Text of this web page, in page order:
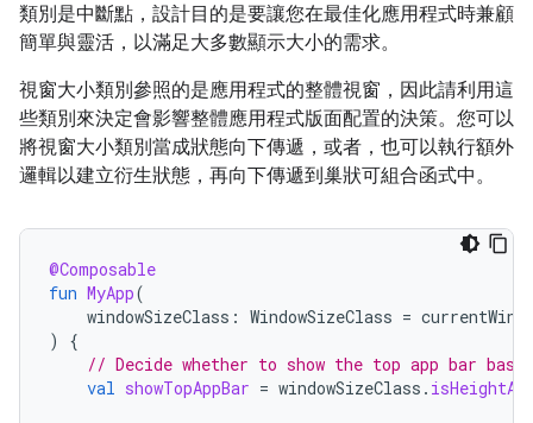
類別是中斷點，設計目的是要讓您在最佳化應用程式時兼顧
簡單與靈活，以滿足大多數顯示大小的需求。
視窗大小類別參照的是應用程式的整體視窗，因此請利用這
些類別來決定會影響整體應用程式版面配置的決策。您可以
將視窗大小類別當成狀態向下傳遞，或者，也可以執行額外
邏輯以建立衍生狀態，再向下傳遞到巢狀可組合函式中。
@Composable
fun MyApp(
windowSizeClass : WindowSizeClass =
)
{
// Decide whether to show the top app bar
val showTopAppBar = windowSizeClass .